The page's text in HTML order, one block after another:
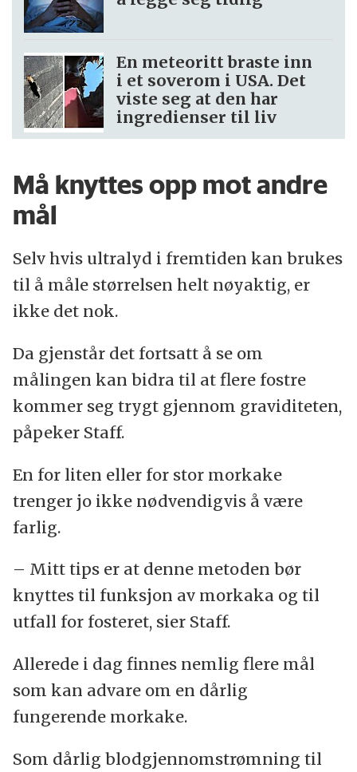
En meteoritt braste inn
i et soverom i USA. Det
viste seg at den har
ingredienser til liv
Må knyttes opp mot andre
mål
Selv hvis ultralyd i fremtiden kan brukes
til å måle størrelsen helt nøyaktig, er
ikke det nok.
Da gjenstår det fortsatt å se om
målingen kan bidra til at flere fostre
kommer seg trygt gjennom graviditeten,
påpeker Staff.
En for liten eller for stor morkake
trenger jo ikke nødvendigvis å være
farlig.
– Mitt tips er at denne metoden bør
knyttes til funksjon av morkaka og til
utfall for fosteret, sier Staff.
Allerede i dag finnes nemlig flere mål
som kan advare om en dårlig
fungerende morkake.
Som dårlig blodgjennomstrømning til